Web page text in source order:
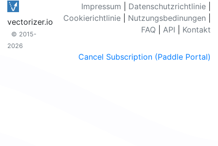
vectorizer.io
© 2015-
2026
Impressum Datenschutzrichtlinie
Cookierichtlinie
Nutzungsbedinungen
FAQ
API Kontakt
Cancel Subscription (Paddle Portal)